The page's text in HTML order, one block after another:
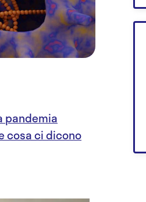
pandemia
cosa ci dicono